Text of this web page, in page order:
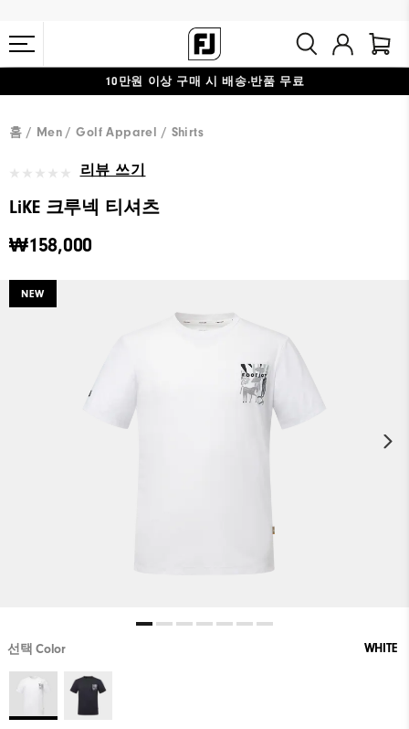
10만원 이상 구매 시 배송·반품 무료
홈 Men Golf Apparel Shirts
리뷰 쓰기
LiKE 크루넥 티셔츠
₩158,000
NEW
선택 Color WHITE